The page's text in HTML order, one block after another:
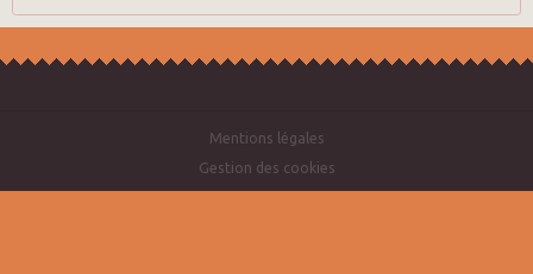
Mentions légales
Gestion des cookies